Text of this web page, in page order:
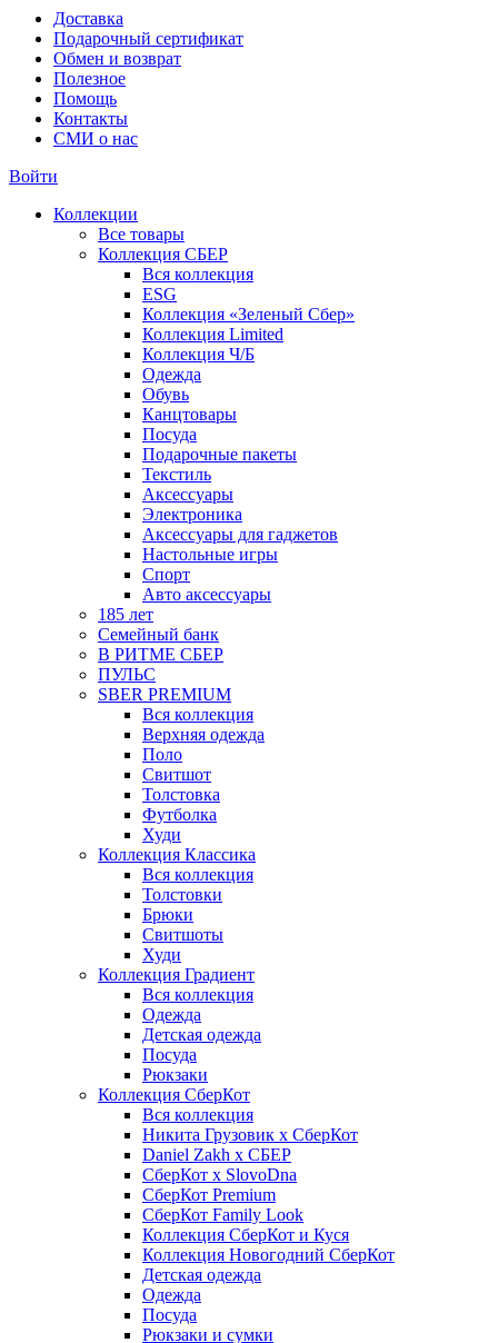
Доставка
Подарочный сертификат
Обмен и возврат
Полезное
Помощь
Контакты
СМИ о нас
Войти
Коллекции
Все товары
Коллекция СБЕР
Вся коллекция
ESG
Коллекция «Зеленый Сбер»
Коллекция Limited
Коллекция Ч/Б
Одежда
Обувь
Канцтовары
Посуда
Подарочные пакеты
Текстиль
Аксессуары
Электроника
Аксессуары для гаджетов
Настольные игры
Спорт
Авто аксессуары
185 лет
Семейный банк
В РИТМЕ СБЕР
ПУЛЬС
SBER PREMIUM
Вся коллекция
Верхняя одежда
Поло
Свитшот
Толстовка
Футболка
Худи
Коллекция Классика
Вся коллекция
Толстовки
Брюки
Свитшоты
Худи
Коллекция Градиент
Вся коллекция
Одежда
Детская одежда
Посуда
Рюкзаки
Коллекция СберКот
Вся коллекция
Никита Грузовик х СберКот
Daniel Zakh x СБЕР
СберКот x SlovoDna
СберКот Premium
СберКот Family Look
Коллекция СберКот и Куся
Коллекция Новогодний СберКот
Детская одежда
Одежда
Посуда
Рюкзаки и сумки